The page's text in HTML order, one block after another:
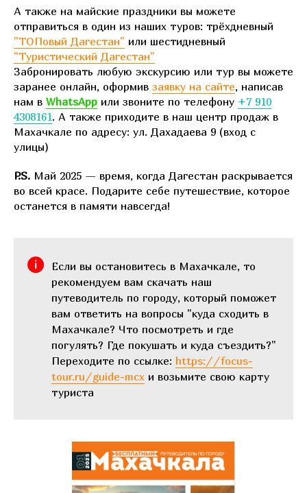
А также на майские праздники вы можете
отправиться в один из наших туров: трёхдневный
"ТОПовый Дагестан" или шестидневный
"Туристический Дагестан"
Забронировать любую экскурсию или тур вы можете
заранее онлайн, оформив заявку на сайте, написав
нам в WhatsApp или звоните по телефону +7 910
4308161. А также приходите в наш центр продаж в
Махачкале по адресу: ул. Дахадаева 9 (вход с
улицы)
P.S. Май 2025 — время, когда Дагестан раскрывается
во всей красе. Подарите себе путешествие, которое
останется в памяти навсегда!
Если вы остановитесь в Махачкале, то
рекомендуем вам скачать наш
путеводитель по городу, который поможет
вам ответить на вопросы "куда сходить в
Махачкале? Что посмотреть и где
погулять? Где покушать и куда съездить?"
Переходите по ссылке: https://focus-
tour.ru/guide-mcx и возьмите свою карту
туриста